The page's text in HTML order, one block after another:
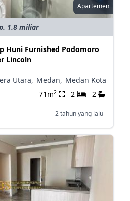
Apartemen
1.8 miliar
Huni Furnished Podomoro
Lincoln
Utara, Medan, Medan Kota
71m2 2 2
2 tahun yang lalu